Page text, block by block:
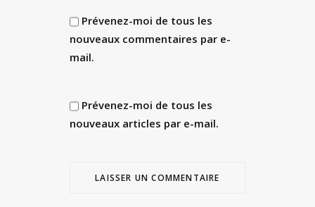
Prévenez-moi de tous les
nouveaux commentaires par e-
mail.
Prévenez-moi de tous les
nouveaux articles par e-mail.